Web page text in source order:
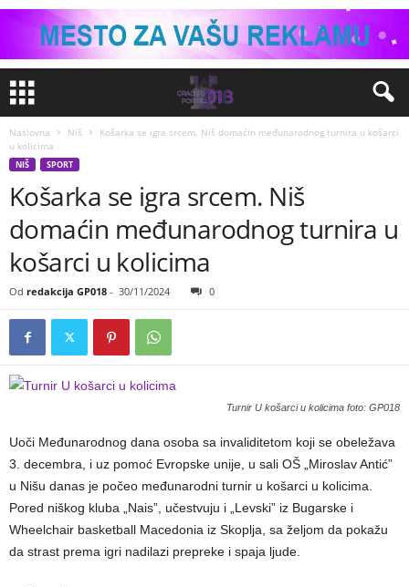
Naslovna Niš
Košarka se igra srcem. Niš domaćin međunarodnog turnira u košarci
u kolicima
NIŠ SPORT
Košarka se igra srcem. Niš
domaćin međunarodnog turnira u
košarci u kolicima
Od redakcija GP018 - 30/11/2024 0
Turnir U košarci u kolicima foto: GP018
Uoči Međunarodnog dana osoba sa invaliditetom koji se obeležava
3. decembra, i uz pomoć Evropske unije, u sali OŠ „Miroslav Antić”
u Nišu danas je počeo međunarodni turnir u košarci u kolicima.
Pored niškog kluba „Nais”, učestvuju i „Levski” iz Bugarske i
Wheelchair basketball Macedonia iz Skoplja, sa željom da pokažu
da strast prema igri nadilazi prepreke i spaja ljude.